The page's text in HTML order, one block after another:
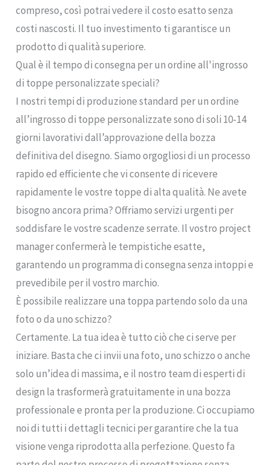
compreso, così potrai vedere il costo esatto senza
costi nascosti. Il tuo investimento ti garantisce un
prodotto di qualità superiore.
Qual è il tempo di consegna per un ordine all'ingrosso
di toppe personalizzate speciali?
I nostri tempi di produzione standard per un ordine
all’ingrosso di toppe personalizzate sono di soli 10-14
giorni lavorativi dall’approvazione della bozza
definitiva del disegno. Siamo orgogliosi di un processo
rapido ed efficiente che vi consente di ricevere
rapidamente le vostre toppe di alta qualità. Ne avete
bisogno ancora prima? Offriamo servizi urgenti per
soddisfare le vostre scadenze serrate. Il vostro project
manager confermerà le tempistiche esatte,
garantendo un programma di consegna senza intoppi e
prevedibile per il vostro marchio.
È possibile realizzare una toppa partendo solo da una
foto o da uno schizzo?
Certamente. La tua idea è tutto ciò che ci serve per
iniziare. Basta che ci invii una foto, uno schizzo o anche
solo un’idea di massima, e il nostro team di esperti di
design la trasformerà gratuitamente in una bozza
professionale e pronta per la produzione. Ci occupiamo
noi di tutti i dettagli tecnici per garantire che la tua
visione venga riprodotta alla perfezione. Questo fa